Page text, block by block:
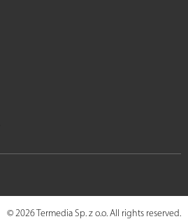
© 2026 Termedia Sp. z o.o. All rights reserved.